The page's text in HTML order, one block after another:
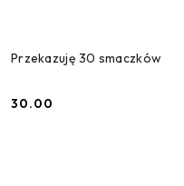
Przekazuję 30 smaczków
Cena:
30.00